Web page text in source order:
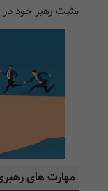
مثبت رهبر خود در
مهارت های